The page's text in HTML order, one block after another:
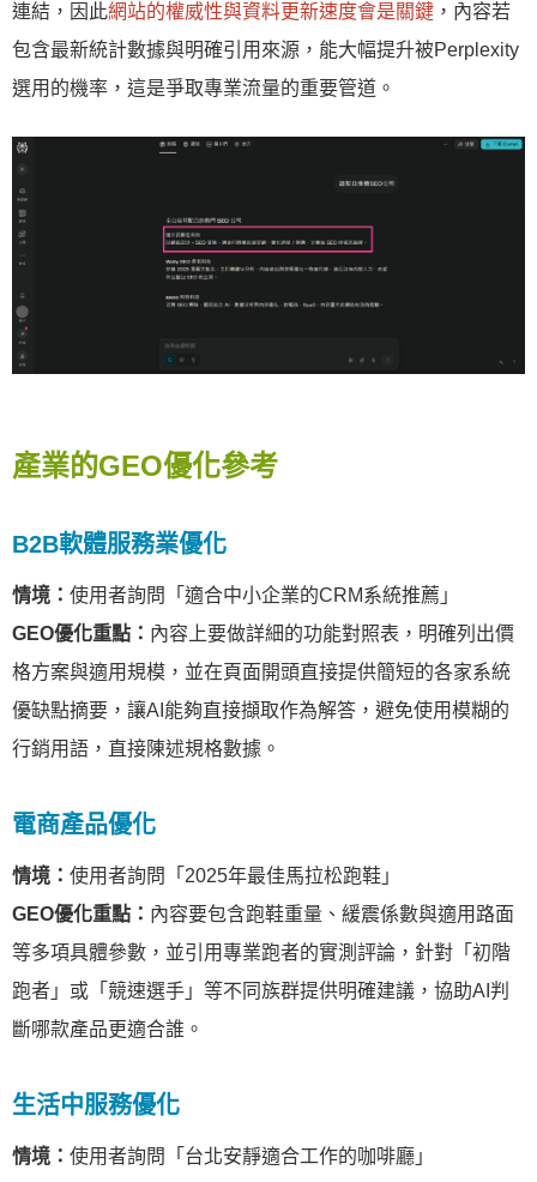
連結，因此網站的權威性與資料更新速度會是關鍵 ，內容若
包含最新統計數據與明確引用來源，能大幅提升被Perplexity
選用的機率，這是爭取專業流量的重要管道。
產業的GEO優化參考
B2B軟體服務業優化
情境： 使用者詢問「適合中小企業的CRM系統推薦」
GEO優化重點： 內容上要做詳細的功能對照表，明確列出價
格方案與適用規模，並在頁面開頭直接提供簡短的各家系統
優缺點摘要，讓AI能夠直接擷取作為解答，避免使用模糊的
行銷用語，直接陳述規格數據。
電商產品優化
情境： 使用者詢問「2025年最佳馬拉松跑鞋」
GEO優化重點： 內容要包含跑鞋重量、緩震係數與適用路面
等多項具體參數，並引用專業跑者的實測評論，針對「初階
跑者」或「競速選手」等不同族群提供明確建議，協助AI判
斷哪款產品更適合誰。
生活中服務優化
情境： 使用者詢問「台北安靜適合工作的咖啡廳」